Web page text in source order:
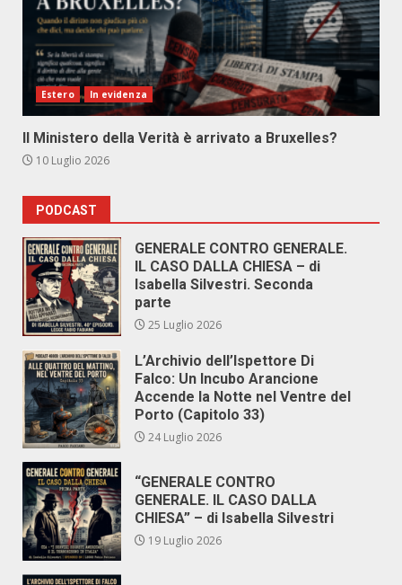
Estero In evidenza
Il Ministero della Verità è arrivato a Bruxelles?
10 Luglio 2026
PODCAST
GENERALE CONTRO GENERALE.
IL CASO DALLA CHIESA – di
Isabella Silvestri. Seconda
parte
25 Luglio 2026
L’Archivio dell’Ispettore Di
Falco: Un Incubo Arancione
Accende la Notte nel Ventre del
Porto (Capitolo 33)
24 Luglio 2026
“GENERALE CONTRO
GENERALE. IL CASO DALLA
CHIESA” – di Isabella Silvestri
19 Luglio 2026